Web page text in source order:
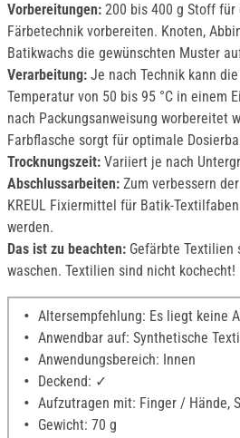
Vorbereitungen: 200 bis 400 g Stoff
Färbetechnik vorbereiten. Knoten,
Batikwachs die gewünschten Muster
Verarbeitung: Je nach Technik kann
Temperatur von 50 bis 95 °C in einem
nach Packungsanweisung worbereitet
Farbflasche sorgt für optimale
Trocknungszeit: Variiert je nach
Abschlussarbeiten: Zum verbessern
KREUL Fixiermittel für Batik-
werden.
Das ist zu beachten: Gefärbte Textilien
waschen. Textilien sind nicht kochecht!
Altersempfehlung: Es liegt keine
Anwendbar auf: Synthetische
Anwendungsbereich: Innen
Deckend: ✓
Aufzutragen mit: Finger / Hände,
Gewicht: 70 g